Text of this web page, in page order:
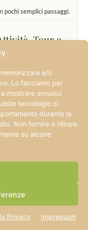
e/o
Lo facciamo per
mostrare annunci
tecnologie ci
durante la
Non fornire o ritirare
su alcune
Privacy Impressum
pochi semplici passaggi.
Tour e
Tour e
con Civitatis
Tour e
con
Tour e
Prenotazione
Traghetti